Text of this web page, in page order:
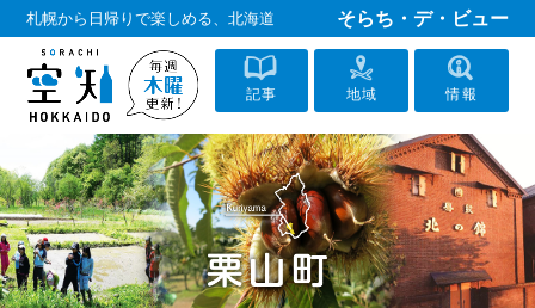
札幌から日帰りで楽しめる、北海道 そらち・デ・ビュー
記事 地域 情報